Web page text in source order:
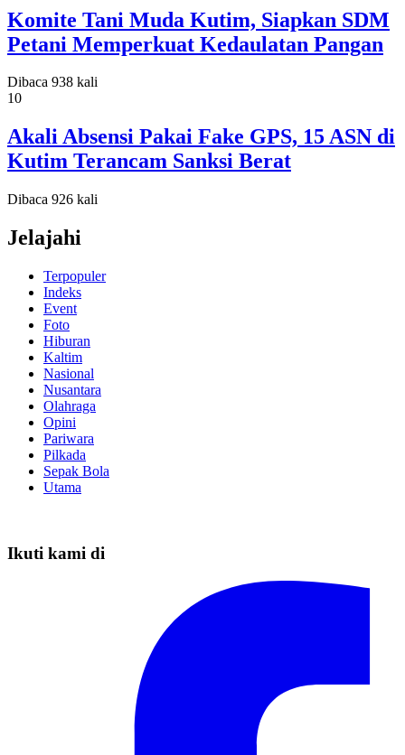
Komite Tani Muda Kutim, Siapkan SDM
Petani Memperkuat Kedaulatan Pangan
Dibaca 938 kali
10
Akali Absensi Pakai Fake GPS, 15 ASN di
Kutim Terancam Sanksi Berat
Dibaca 926 kali
Jelajahi
Terpopuler
Indeks
Event
Foto
Hiburan
Kaltim
Nasional
Nusantara
Olahraga
Opini
Pariwara
Pilkada
Sepak Bola
Utama
Ikuti kami di